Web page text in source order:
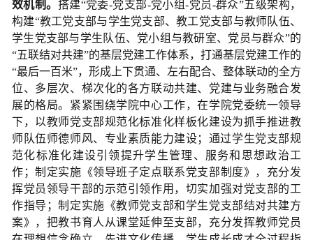
效机制。 搭建“党委-党支部-党小组-党员-群众”五级架构，
构建“教工党支部与学生党支部、教工党支部与教师队伍、
学生党支部与学生队伍、党小组与教研室、党员与群众”的
“五联结对共建”的基层党建工作体系，打通基层党建工作的
“最后一百米”，形成上下贯通、左右配合、整体联动的全方
位、多层次、梯次化的各方联动共建、党建与业务融合发
展的格局。紧紧围绕学院中心工作，在学院党委统一领导
下，以教师党支部规范化标准化样板化建设为抓手推进教
师队伍师德师风、专业素质能力建设；通过学生党支部规
范化标准化建设引领提升学生管理、服务和思想政治工
作；制定实施《领导班子定点联系党支部制度》，充分发
挥党员领导干部的示范引领作用，切实加强对党支部的工
作指导；制定实施《教师党支部和学生党支部结对共建方
案》，把教书育人从课堂延伸至支部，充分发挥教师党员